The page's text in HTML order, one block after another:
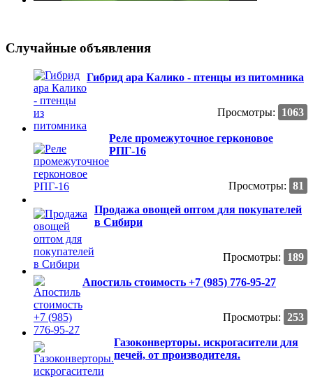
Случайные объявления
Гибрид ара Калико - птенцы из питомника
Просмотры: 1063
Реле промежуточное герконовое
РПГ-16
Просмотры: 81
Продажа овощей оптом для покупателей
в Сибири
Просмотры: 189
Апостиль стоимость +7 (985) 776-95-27
Просмотры: 253
Газоконверторы. искрогасители для
печей, от производителя.